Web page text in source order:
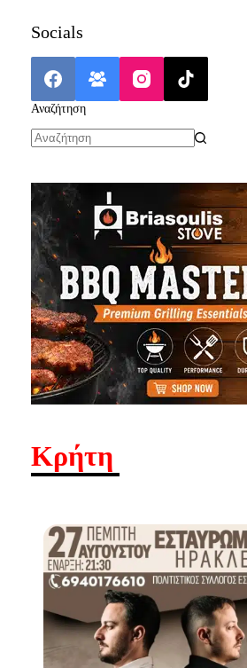
Socials
Αναζήτηση
Κρήτη